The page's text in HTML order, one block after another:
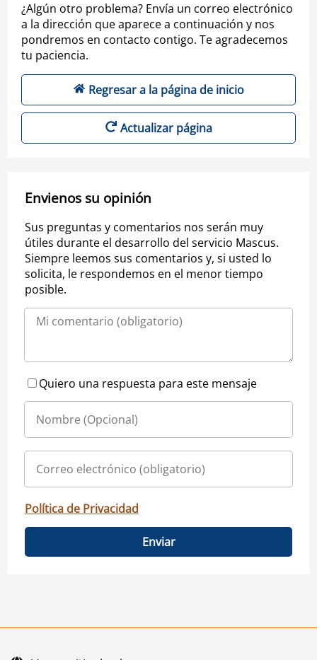
¿Algún otro problema? Envía un correo electrónico
a la dirección que aparece a continuación y nos
pondremos en contacto contigo. Te agradecemos
tu paciencia.
Regresar a la página de inicio
Actualizar página
Envienos su opinión
Sus preguntas y comentarios nos serán muy
útiles durante el desarrollo del servicio Mascus.
Siempre leemos sus comentarios y, si usted lo
solicita, le respondemos en el menor tiempo
posible.
Quiero una respuesta para este mensaje
Política de Privacidad
Enviar